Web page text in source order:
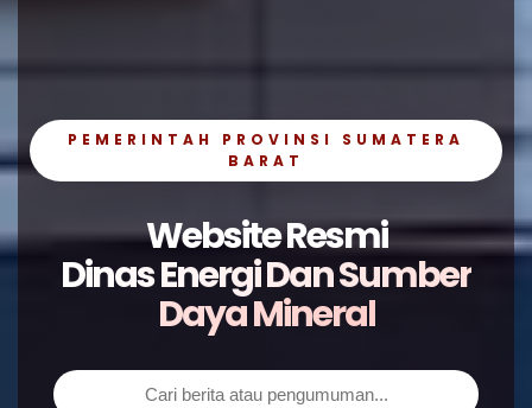
PEMERINTAH PROVINSI SUMATERA
BARAT
Website Resmi
Dinas Energi Dan Sumber
Daya Mineral